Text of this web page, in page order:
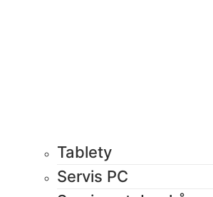
Tablety
Servis PC